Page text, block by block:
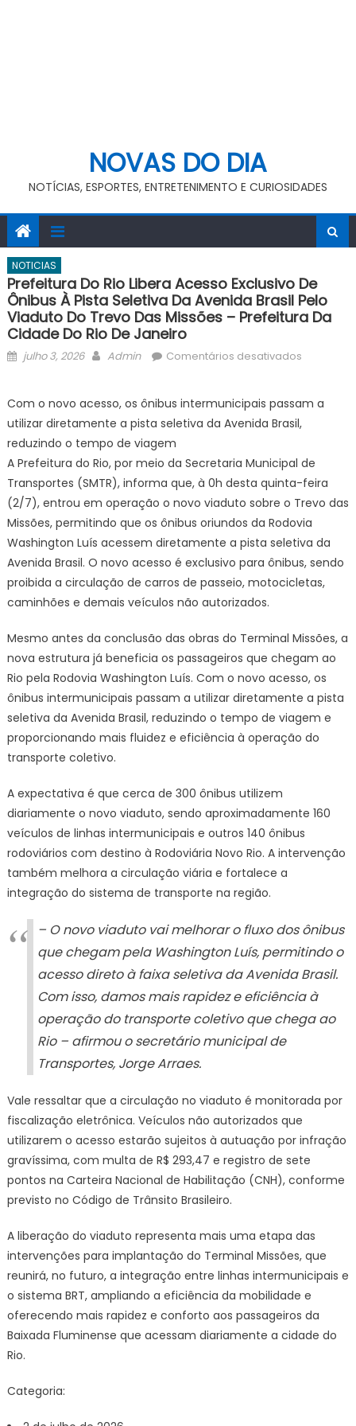
NOVAS DO DIA
NOTÍCIAS, ESPORTES, ENTRETENIMENTO E CURIOSIDADES
NOTICIAS
Prefeitura Do Rio Libera Acesso Exclusivo De
Ônibus À Pista Seletiva Da Avenida Brasil Pelo
Viaduto Do Trevo Das Missões – Prefeitura Da
Cidade Do Rio De Janeiro
Posted
julho 3, 2026 Author
Admin Comentários desativadosem
Rio
libera
exclusivo
de
ônibus
à
pista
seletiva
Avenida
viaduto
do
Trevo
das
Missões
–
do
Rio
de
Com o novo acesso, os ônibus intermunicipais passam a
utilizar diretamente a pista seletiva da Avenida Brasil,
reduzindo o tempo de viagem
A Prefeitura do Rio, por meio da Secretaria Municipal de
Transportes (SMTR), informa que, à 0h desta quinta-feira
(2/7), entrou em operação o novo viaduto sobre o Trevo das
Missões, permitindo que os ônibus oriundos da Rodovia
Washington Luís acessem diretamente a pista seletiva da
Avenida Brasil. O novo acesso é exclusivo para ônibus, sendo
proibida a circulação de carros de passeio, motocicletas,
caminhões e demais veículos não autorizados.
Mesmo antes da conclusão das obras do Terminal Missões, a
nova estrutura já beneficia os passageiros que chegam ao
Rio pela Rodovia Washington Luís. Com o novo acesso, os
ônibus intermunicipais passam a utilizar diretamente a pista
seletiva da Avenida Brasil, reduzindo o tempo de viagem e
proporcionando mais fluidez e eficiência à operação do
transporte coletivo.
A expectativa é que cerca de 300 ônibus utilizem
diariamente o novo viaduto, sendo aproximadamente 160
veículos de linhas intermunicipais e outros 140 ônibus
rodoviários com destino à Rodoviária Novo Rio. A intervenção
também melhora a circulação viária e fortalece a
integração do sistema de transporte na região.
– O novo viaduto vai melhorar o fluxo dos ônibus
que chegam pela Washington Luís, permitindo o
acesso direto à faixa seletiva da Avenida Brasil.
Com isso, damos mais rapidez e eficiência à
operação do transporte coletivo que chega ao
Rio – afirmou o secretário municipal de
Transportes, Jorge Arraes.
Vale ressaltar que a circulação no viaduto é monitorada por
fiscalização eletrônica. Veículos não autorizados que
utilizarem o acesso estarão sujeitos à autuação por infração
gravíssima, com multa de R$ 293,47 e registro de sete
pontos na Carteira Nacional de Habilitação (CNH), conforme
previsto no Código de Trânsito Brasileiro.
A liberação do viaduto representa mais uma etapa das
intervenções para implantação do Terminal Missões, que
reunirá, no futuro, a integração entre linhas intermunicipais e
o sistema BRT, ampliando a eficiência da mobilidade e
oferecendo mais rapidez e conforto aos passageiros da
Baixada Fluminense que acessam diariamente a cidade do
Rio.
Categoria: